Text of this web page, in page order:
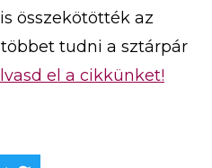
összekötötték az
tudni a sztárpár
el a cikkünket!